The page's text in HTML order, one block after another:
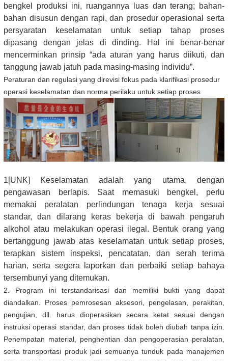
bengkel produksi ini, ruangannya luas dan terang; bahan-
bahan disusun dengan rapi, dan prosedur operasional serta
persyaratan keselamatan untuk setiap tahap proses
dipasang dengan jelas di dinding. Hal ini benar-benar
mencerminkan prinsip “ada aturan yang harus diikuti, dan
tanggung jawab jatuh pada masing-masing individu”.
Peraturan dan regulasi yang direvisi fokus pada klarifikasi prosedur
operasi keselamatan dan norma perilaku untuk setiap proses
1[UNK] Keselamatan adalah yang utama, dengan
pengawasan berlapis. Saat memasuki bengkel, perlu
memakai peralatan perlindungan tenaga kerja sesuai
standar, dan dilarang keras bekerja di bawah pengaruh
alkohol atau melakukan operasi ilegal. Bentuk orang yang
bertanggung jawab atas keselamatan untuk setiap proses,
terapkan sistem inspeksi, pencatatan, dan serah terima
harian, serta segera laporkan dan perbaiki setiap bahaya
tersembunyi yang ditemukan.
2. Program ini terstandarisasi dan memiliki bukti yang dapat
diandalkan. Proses pemrosesan aksesori, pengelasan, perakitan,
pengujian, dll. harus dioperasikan secara ketat sesuai dengan
instruksi operasi standar, dan proses tidak boleh diubah tanpa izin.
Penempatan material, penghentian dan pengoperasian peralatan,
serta transportasi produk jadi semuanya tunduk pada manajemen